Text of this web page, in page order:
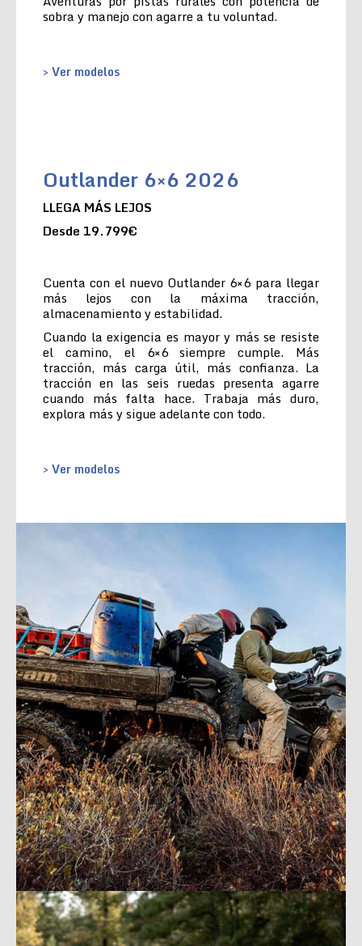
sobra y manejo con agarre a tu voluntad.
> Ver modelos
Outlander 6×6 2026
LLEGA MÁS LEJOS
Desde 19.799€
Cuenta con el nuevo Outlander 6×6 para llegar
más lejos con la máxima tracción,
almacenamiento y estabilidad.
Cuando la exigencia es mayor y más se resiste
el camino, el 6×6 siempre cumple. Más
tracción, más carga útil, más confianza. La
tracción en las seis ruedas presenta agarre
cuando más falta hace. Trabaja más duro,
explora más y sigue adelante con todo.
> Ver modelos